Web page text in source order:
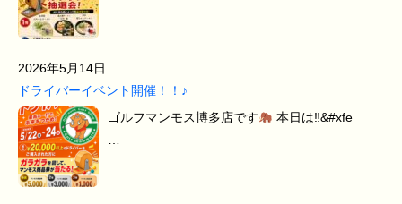
2026年5月14日
ドライバーイベント開催！！♪
ゴルフマンモス博多店です
本日は‼&#xfe